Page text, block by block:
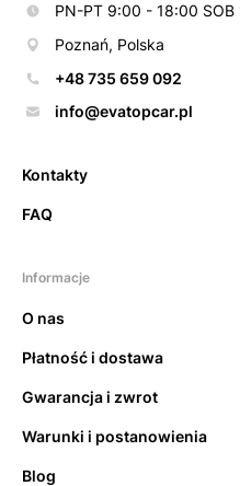
PN-PT 9:00 - 18:00 SOB
Poznań, Polska
+48 735 659 092
info@evatopcar.pl
Kontakty
FAQ
Informacje
O nas
Płatność i dostawa
Gwarancja i zwrot
Warunki i postanowienia
Blog